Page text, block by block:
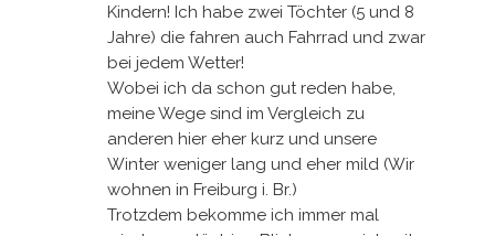
Kindern! Ich habe zwei Töchter (5 und 8
Jahre) die fahren auch Fahrrad und zwar
bei jedem Wetter!
Wobei ich da schon gut reden habe,
meine Wege sind im Vergleich zu
anderen hier eher kurz und unsere
Winter weniger lang und eher mild (Wir
wohnen in Freiburg i. Br.)
Trotzdem bekomme ich immer mal